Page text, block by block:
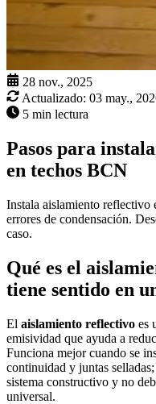
28 nov., 2025
Actualizado: 03 may.,
5 min lectura
Pasos para
en techos BCN
Instala aislamiento reflectivo
errores de condensación.
caso.
Qué es el
tiene sentido en
El aislamiento reflectivo es
emisividad que ayuda a
Funciona mejor cuando se
continuidad y juntas
sistema constructivo y no
universal.